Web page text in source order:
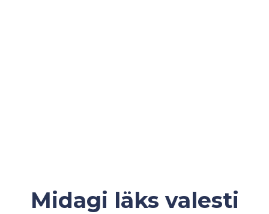
Midagi läks valesti